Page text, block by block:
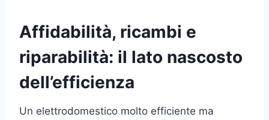
Affidabilità, ricambi e
riparabilità: il lato nascosto
dell’efficienza
Un elettrodomestico molto efficiente ma